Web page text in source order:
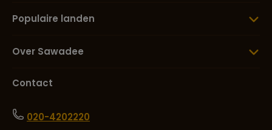
Lees meer over Santa Teresa
Lees meer over Tabacon Hot
Lees meer over Tamarindo
Populaire landen
Over Sawadee
Contact
020-4202220